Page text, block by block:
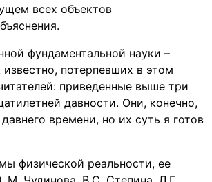
всех объектов
фундаментальной науки –
потерпевших в этом
приведенные выше три
давности. Они, конечно,
времени, но их суть я готов
физической реальности, ее